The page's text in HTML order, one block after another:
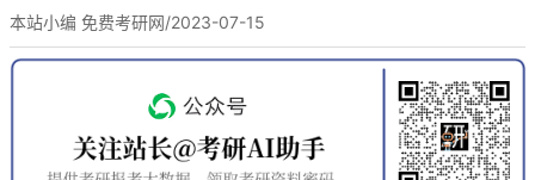
本站小编 免费考研网/2023-07-15